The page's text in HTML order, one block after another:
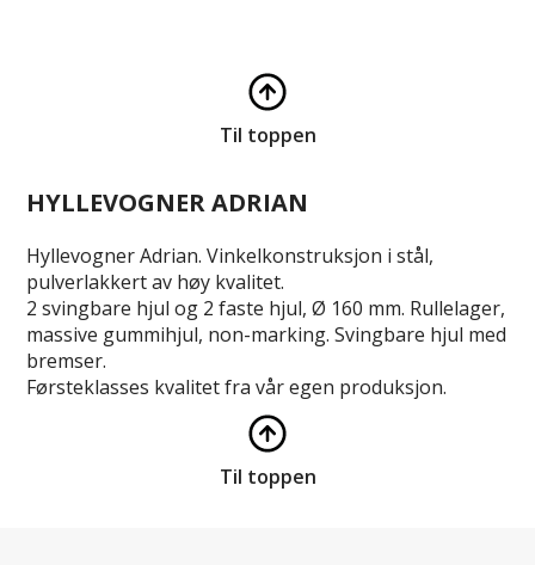
Til toppen
HYLLEVOGNER ADRIAN
Hyllevogner Adrian. Vinkelkonstruksjon i stål,
pulverlakkert av høy kvalitet.
2 svingbare hjul og 2 faste hjul, Ø 160 mm. Rullelager,
massive gummihjul, non-marking. Svingbare hjul med
bremser.
Førsteklasses kvalitet fra vår egen produksjon.
Til toppen